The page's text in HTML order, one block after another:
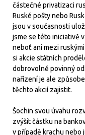
částečné privatizaci
Ruské pošty nebo
jsou v současnosti
jsme se této iniciativě
neboť ani mezi
si akcie státních
dobrovolně povinný
nařízení je ale
těchto akcií zajistit.
Šochin svou úvahu
zvýšit částku na
v případě krachu nebo